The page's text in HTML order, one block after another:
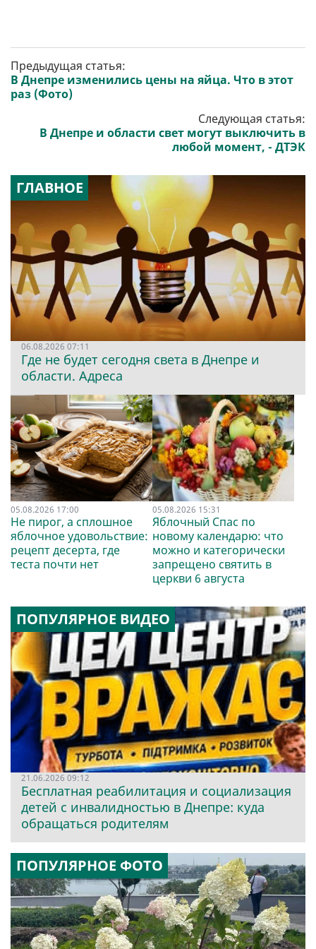
Предыдущая статья:
В Днепре изменились цены на яйца. Что в этот
раз (Фото)
Следующая статья:
В Днепре и области свет могут выключить в
любой момент, - ДТЭК
ГЛАВНОЕ
06.08.2026 07:11
Где не будет сегодня света в Днепре и
области. Адреса
05.08.2026 17:00
Не пирог, а сплошное
яблочное удовольствие:
рецепт десерта, где
теста почти нет
05.08.2026 15:31
Яблочный Спас по
новому календарю: что
можно и категорически
запрещено святить в
церкви 6 августа
ПОПУЛЯРНОЕ ВИДЕО
21.06.2026 09:12
Бесплатная реабилитация и социализация
детей с инвалидностью в Днепре: куда
обращаться родителям
ПОПУЛЯРНОЕ ФОТО